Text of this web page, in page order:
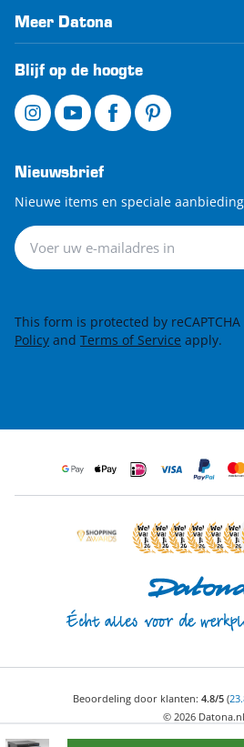
Meer Datona
Blijf op de hoogte
Nieuwsbrief
Nieuwe items en speciale
Nieuwsbrief
This form is protected by
Policy and Terms of Service apply.
© 2026 Datona.nl
Beoordeling door klanten: 4.8/5 (